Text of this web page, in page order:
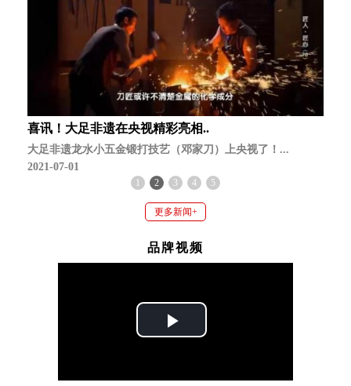
喜讯！大足非遗在央视精彩亮相..
大足非遗龙水小五金锻打技艺（邓家刀）上央视了！...
2021-07-01
1 2 3 4 5
更多新闻+
品牌视频
Play